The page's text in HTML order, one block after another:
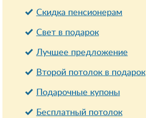
Cкидка пенсионерам
Свет в подарок
Лучшее предложение
Второй потолок в подарок
Подарочные купоны
Бесплатный потолок